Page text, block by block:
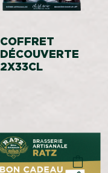
COFFRET
DÉCOUVERTE
2X33CL